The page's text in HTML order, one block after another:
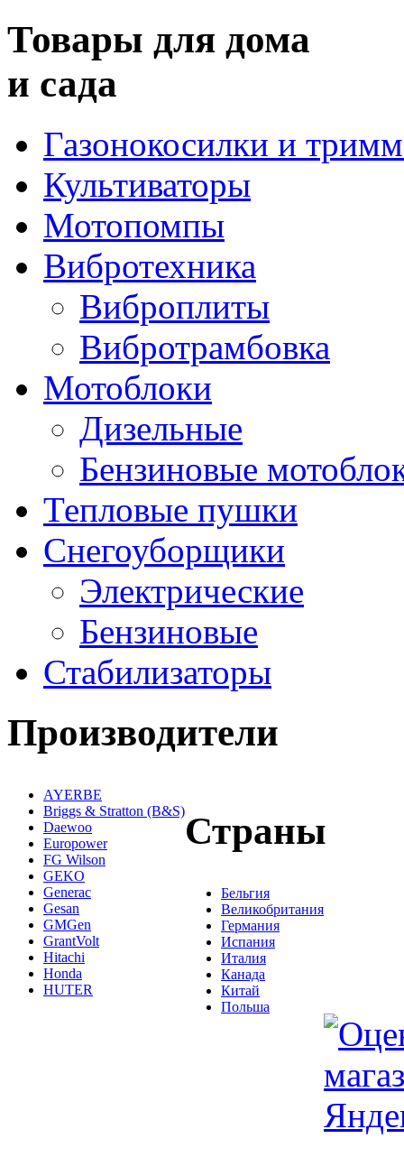
Товары для дома
и сада
Газонокосилки и
Культиваторы
Мотопомпы
Вибротехника
Виброплиты
Вибротрамбовка
Мотоблоки
Дизельные
Бензиновые
Тепловые пушки
Снегоуборщики
Электрические
Бензиновые
Стабилизаторы
Производители
AYERBE
Briggs & Stratton (B&S)
Daewoo
Europower
FG Wilson
GEKO
Generac
Gesan
GMGen
GrantVolt
Hitachi
Honda
HUTER
Страны
Бельгия
Великобритания
Германия
Испания
Италия
Канада
Китай
Польша